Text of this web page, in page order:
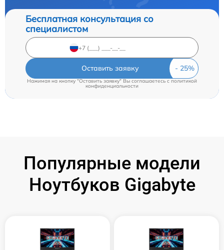
Бесплатная консультация со
специалистом
Оставить заявку
Нажимая на кнопку "Оставить заявку" Вы соглашаетесь cполитикой
конфиденциальности
Популярные модели
Ноутбуков Gigabyte